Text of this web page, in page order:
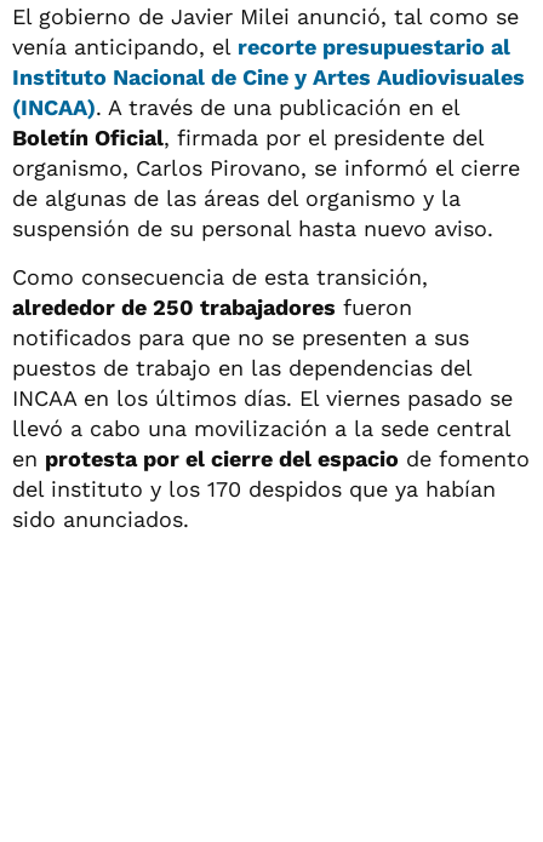
El gobierno de Javier Milei anunció, tal como se
venía anticipando, el recorte presupuestario al
Instituto Nacional de Cine y Artes Audiovisuales
(INCAA). A través de una publicación en el
Boletín Oficial, firmada por el presidente del
organismo, Carlos Pirovano, se informó el cierre
de algunas de las áreas del organismo y la
suspensión de su personal hasta nuevo aviso.
Como consecuencia de esta transición,
alrededor de 250 trabajadores fueron
notificados para que no se presenten a sus
puestos de trabajo en las dependencias del
INCAA en los últimos días. El viernes pasado se
llevó a cabo una movilización a la sede central
en protesta por el cierre del espacio de fomento
del instituto y los 170 despidos que ya habían
sido anunciados.